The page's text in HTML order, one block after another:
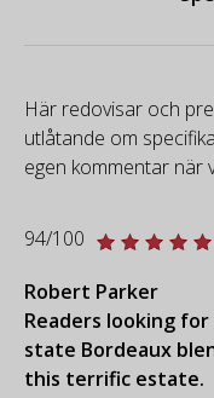
Här redovisar och
utlåtande om
egen kommentar när
94/100
Robert Parker
Readers looking
state Bordeaux
this terrific estate.